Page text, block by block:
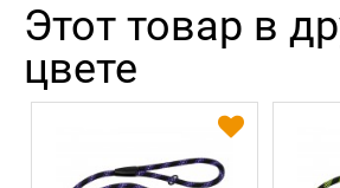
Этот товар в
цвете